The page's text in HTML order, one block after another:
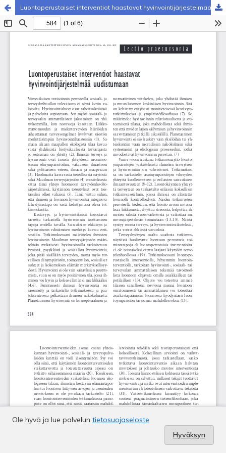
Luontoperustaiset interventiot haastavat hyvinvointijärjestelmää uudistumaan
Ole hyvä ja lue palvelun tietosuojaseloste
Hyväksyn
Palvelua ylläpitääTieteellisten seurain valtuuskunta